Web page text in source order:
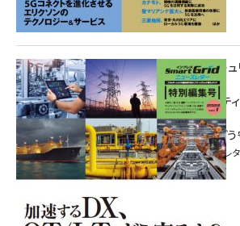
重要インフラサイバーセキュ
特別電子版！
― 産業サイバーセキュリテ
へ！ ―
加速するDX、OT/IoTをどう
インプレス SmartGridニューズレ
Vol.1